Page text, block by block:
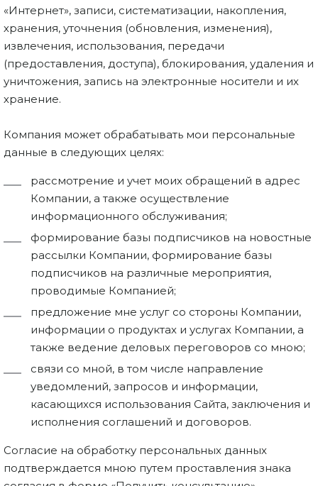
«Интернет», записи, систематизации, накопления,
хранения, уточнения (обновления, изменения),
извлечения, использования, передачи
(предоставления, доступа), блокирования, удаления и
уничтожения, запись на электронные носители и их
хранение.
Компания может обрабатывать мои персональные
данные в следующих целях:
рассмотрение и учет моих обращений в адрес
Компании, а также осуществление
информационного обслуживания;
формирование базы подписчиков на новостные
рассылки Компании, формирование базы
подписчиков на различные мероприятия,
проводимые Компанией;
предложение мне услуг со стороны Компании,
информации о продуктах и услугах Компании, а
также ведение деловых переговоров со мною;
связи со мной, в том числе направление
уведомлений, запросов и информации,
касающихся использования Сайта, заключения и
исполнения соглашений и договоров.
Согласие на обработку персональных данных
подтверждается мною путем проставления знака